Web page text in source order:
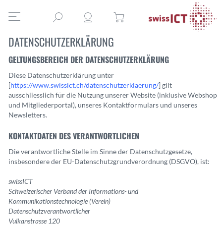
DATENSCHUTZERKLÄRUNG
GELTUNGSBEREICH DER DATENSCHUTZERKLÄRUNG
Diese Datenschutzerklärung unter
[https://www.swissict.ch/datenschutzerklaerung/] gilt
ausschliesslich für die Nutzung unserer Website (inklusive Webshop
und Mitgliederportal), unseres Kontaktformulars und unseres
Newsletters.
KONTAKTDATEN DES VERANTWORTLICHEN
Die verantwortliche Stelle im Sinne der Datenschutzgesetze,
insbesondere der EU-Datenschutzgrundverordnung (DSGVO), ist:
swissICT
Schweizerischer Verband der Informations- und
Kommunikationstechnologie (Verein)
Datenschutzverantwortlicher
Vulkanstrasse 120